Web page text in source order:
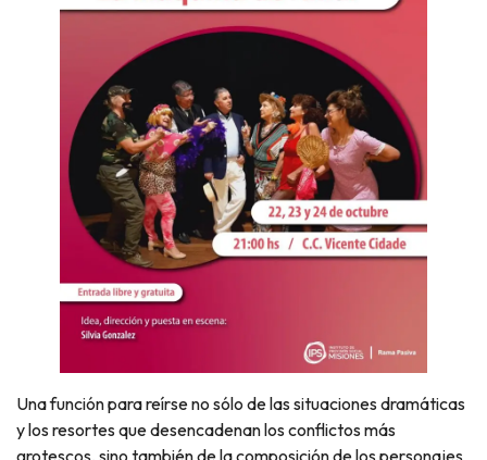
Una función para reírse no sólo de las situaciones dramáticas
y los resortes que desencadenan los conflictos más